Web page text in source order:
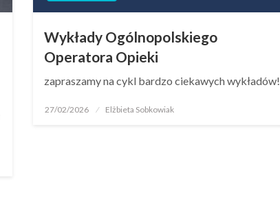
Wykłady Ogólnopolskiego
Operatora Opieki
zapraszamy na cykl bardzo ciekawych wykładów!
27/02/2026 Elżbieta Sobkowiak